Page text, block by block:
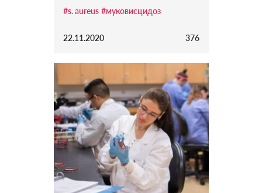
#s. aureus #муковисцидоз
22.11.2020 376